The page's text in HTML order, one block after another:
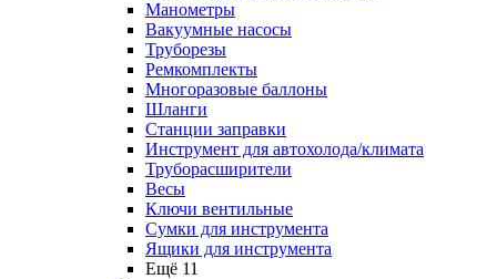
Манометры
Вакуумные насосы
Труборезы
Ремкомплекты
Многоразовые баллоны
Шланги
Станции заправки
Инструмент для автохолода/климата
Труборасширители
Весы
Ключи вентильные
Сумки для инструмента
Ящики для инструмента
Ещё 11